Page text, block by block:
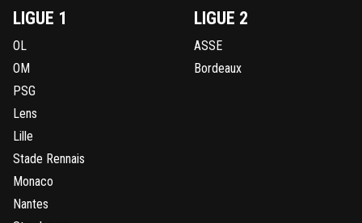
LIGUE 1
OL
OM
PSG
Lens
Lille
Stade Rennais
Monaco
Nantes
LIGUE 2
ASSE
Bordeaux